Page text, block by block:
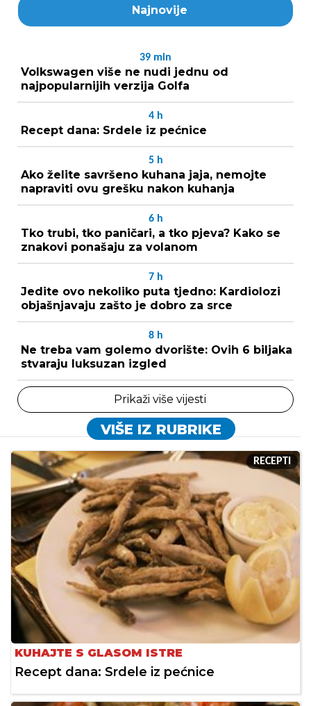
Najnovije
39 min
Volkswagen više ne nudi jednu od
najpopularnijih verzija Golfa
4 h
Recept dana: Srdele iz pećnice
5 h
Ako želite savršeno kuhana jaja, nemojte
napraviti ovu grešku nakon kuhanja
6 h
Tko trubi, tko paničari, a tko pjeva? Kako se
znakovi ponašaju za volanom
7 h
Jedite ovo nekoliko puta tjedno: Kardiolozi
objašnjavaju zašto je dobro za srce
8 h
Ne treba vam golemo dvorište: Ovih 6 biljaka
stvaraju luksuzan izgled
Prikaži više vijesti
VIŠE IZ RUBRIKE
RECEPTI
KUHAJTE S GLASOM ISTRE
Recept dana: Srdele iz pećnice